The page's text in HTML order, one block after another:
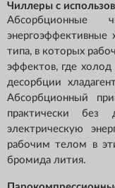
Чиллеры с
энергоэффективные
типа, в которых
эффектов, где холод
десорбции
Абсорбционный
практически без
электрическую
рабочим телом в
бромида лития.